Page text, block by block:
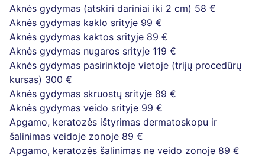
Aknės gydymas (atskiri dariniai iki 2 cm) 58 €
Aknės gydymas kaklo srityje 99 €
Aknės gydymas kaktos srityje 89 €
Aknės gydymas nugaros srityje 119 €
Aknės gydymas pasirinktoje vietoje (trijų procedūrų
kursas) 300 €
Aknės gydymas skruostų srityje 89 €
Aknės gydymas veido srityje 99 €
Apgamo, keratozės ištyrimas dermatoskopu ir
šalinimas veidoje zonoje 89 €
Apgamo, keratozės šalinimas ne veido zonoje 89 €